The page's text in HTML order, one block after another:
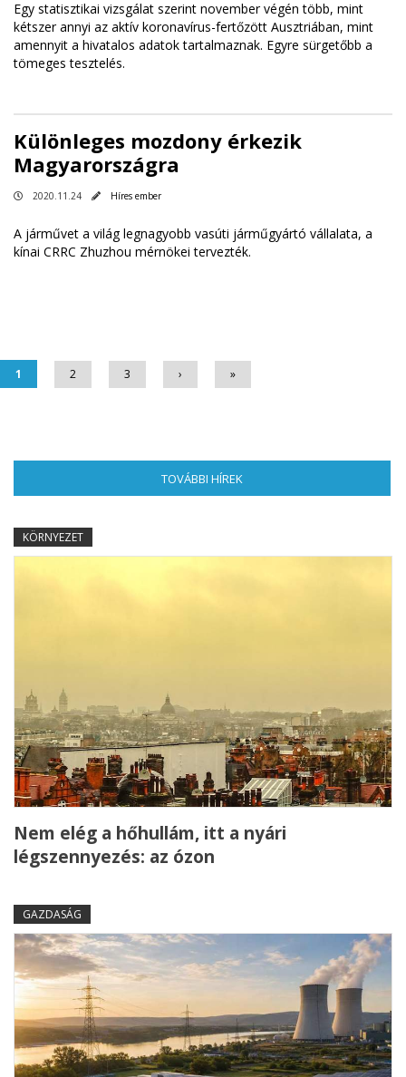
Egy statisztikai vizsgálat szerint november végén több, mint
kétszer annyi az aktív koronavírus-fertőzött Ausztriában, mint
amennyit a hivatalos adatok tartalmaznak. Egyre sürgetőbb a
tömeges tesztelés.
Különleges mozdony érkezik
Magyarországra
2020.11.24 Híres ember
A járművet a világ legnagyobb vasúti járműgyártó vállalata, a
kínai CRRC Zhuzhou mérnökei tervezték.
1 2 3 › »
TOVÁBBI HÍREK
KÖRNYEZET
Nem elég a hőhullám, itt a nyári
légszennyezés: az ózon
GAZDASÁG